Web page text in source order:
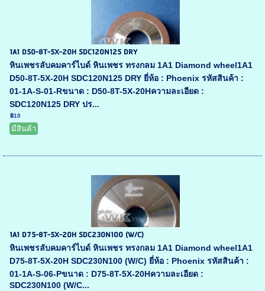
1A1 D50-8T-5X-20H SDC120N125 DRY
หินเพชรลับคมคาร์ไบด์ หินเพชร ทรงกลม 1A1 Diamond wheel1A1
D50-8T-5X-20H SDC120N125 DRY ยี่ห้อ : Phoenix รหัสสินค้า :
01-1A-S-01-Rขนาด : D50-8T-5X-20Hความละเอียด :
SDC120N125 DRY ปร...
฿10
มีสินค้า
1A1 D75-8T-5X-20H SDC230N100 (W/C)
หินเพชรลับคมคาร์ไบด์ หินเพชร ทรงกลม 1A1 Diamond wheel1A1
D75-8T-5X-20H SDC230N100 (W/C) ยี่ห้อ : Phoenix รหัสสินค้า :
01-1A-S-06-Pขนาด : D75-8T-5X-20Hความละเอียด :
SDC230N100 (W/C...